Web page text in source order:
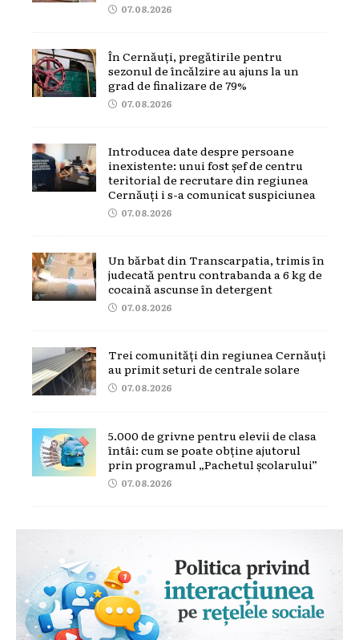
07.08.2026
În Cernăuți, pregătirile pentru
sezonul de încălzire au ajuns la un
grad de finalizare de 79%
07.08.2026
Introducea date despre persoane
inexistente: unui fost șef de centru
teritorial de recrutare din regiunea
Cernăuți i s-a comunicat suspiciunea
07.08.2026
Un bărbat din Transcarpatia, trimis în
judecată pentru contrabanda a 6 kg de
cocaină ascunse în detergent
07.08.2026
Trei comunități din regiunea Cernăuți
au primit seturi de centrale solare
07.08.2026
5.000 de grivne pentru elevii de clasa
întâi: cum se poate obține ajutorul
prin programul „Pachetul școlarului”
07.08.2026